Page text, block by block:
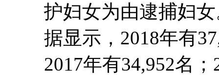
护妇女为由逮捕妇
据显示，2018年有
2017年有34,952名